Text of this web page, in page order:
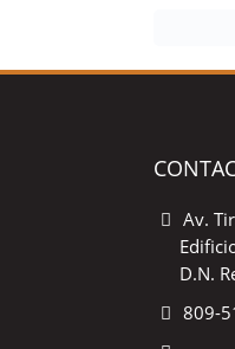
Av.
D.N.
809-